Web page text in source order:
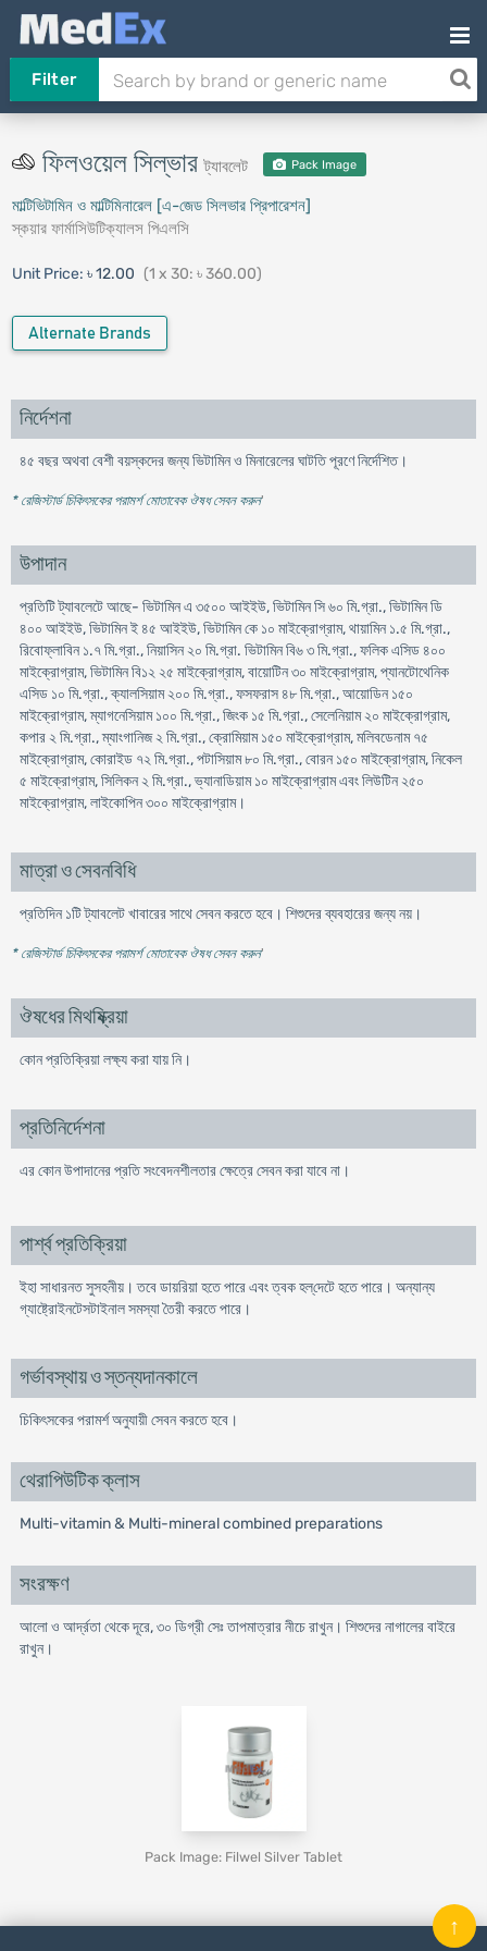
Filter
ফিলওয়েল সিল্ভারট্যাবলেট Pack Image
মাল্টিভিটামিন ও মাল্টিমিনারেল [এ-জেড সিলভার প্রিপারেশন]
স্কয়ার ফার্মাসিউটিক্যালস পিএলসি
Unit Price: ৳ 12.00 (1 x 30: ৳ 360.00)
Alternate Brands
নির্দেশনা
৪৫ বছর অথবা বেশী বয়স্কদের জন্য ভিটামিন ও মিনারেলের ঘাটতি পূরণে নির্দেশিত।
* রেজিস্টার্ড চিকিৎসকের পরামর্শ মোতাবেক ঔষধ সেবন করুন'
উপাদান
প্রতিটি ট্যাবলেটে আছে- ভিটামিন এ ৩৫০০ আইইউ, ভিটামিন সি ৬০ মি.গ্রা., ভিটামিন ডি
৪০০ আইইউ, ভিটামিন ই ৪৫ আইইউ, ভিটামিন কে ১০ মাইক্রোগ্রাম, থায়ামিন ১.৫ মি.গ্রা.,
রিবোফ্লাবিন ১.৭ মি.গ্রা., নিয়াসিন ২০ মি.গ্রা. ভিটামিন বি৬ ৩ মি.গ্রা., ফলিক এসিড ৪০০
মাইক্রোগ্রাম, ভিটামিন বি১২ ২৫ মাইক্রোগ্রাম, বায়োটিন ৩০ মাইক্রোগ্রাম, প্যানটোথেনিক
এসিড ১০ মি.গ্রা., ক্যালসিয়াম ২০০ মি.গ্রা., ফসফরাস ৪৮ মি.গ্রা., আয়োডিন ১৫০
মাইক্রোগ্রাম, ম্যাগনেসিয়াম ১০০ মি.গ্রা., জিংক ১৫ মি.গ্রা., সেলেনিয়াম ২০ মাইক্রোগ্রাম,
কপার ২ মি.গ্রা., ম্যাংগানিজ ২ মি.গ্রা., ক্রোমিয়াম ১৫০ মাইক্রোগ্রাম, মলিবডেনাম ৭৫
মাইক্রোগ্রাম, কোরাইড ৭২ মি.গ্রা., পটাসিয়াম ৮০ মি.গ্রা., বোরন ১৫০ মাইক্রোগ্রাম, নিকেল
৫ মাইক্রোগ্রাম, সিলিকন ২ মি.গ্রা., ভ্যানাডিয়াম ১০ মাইক্রোগ্রাম এবং লিউটিন ২৫০
মাইক্রোগ্রাম, লাইকোপিন ৩০০ মাইক্রোগ্রাম।
মাত্রা ও সেবনবিধি
প্রতিদিন ১টি ট্যাবলেট খাবারের সাথে সেবন করতে হবে। শিশুদের ব্যবহারের জন্য নয়।
* রেজিস্টার্ড চিকিৎসকের পরামর্শ মোতাবেক ঔষধ সেবন করুন'
ঔষধের মিথষ্ক্রিয়া
কোন প্রতিক্রিয়া লক্ষ্য করা যায় নি।
প্রতিনির্দেশনা
এর কোন উপাদানের প্রতি সংবেদনশীলতার ক্ষেত্রে সেবন করা যাবে না।
পার্শ্ব প্রতিক্রিয়া
ইহা সাধারনত সুসহনীয়। তবে ডায়রিয়া হতে পারে এবং ত্বক হল্‌দেটে হতে পারে। অন্যান্য
গ্যাষ্ট্রোইনটেসটাইনাল সমস্যা তৈরী করতে পারে।
গর্ভাবস্থায় ও স্তন্যদানকালে
চিকিৎসকের পরামর্শ অনুযায়ী সেবন করতে হবে।
থেরাপিউটিক ক্লাস
Multi-vitamin & Multi-mineral combined preparations
সংরক্ষণ
আলো ও আর্দ্রতা থেকে দূরে, ৩০ ডিগ্রী সেঃ তাপমাত্রার নীচে রাখুন। শিশুদের নাগালের বাইরে
রাখুন।
Pack Image: Filwel Silver Tablet
↑